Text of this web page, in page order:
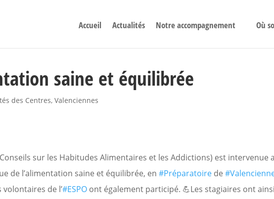
Accueil Actualités Notre accompagnement Où
saine et équilibrée
des Centres, Valenciennes
sur les Habitudes Alimentaires et les Addictions) est intervenue
de l’alimentation saine et équilibrée, en #Préparatoirede
de l’#ESPOont également participé. 💪Les stagiaires ont